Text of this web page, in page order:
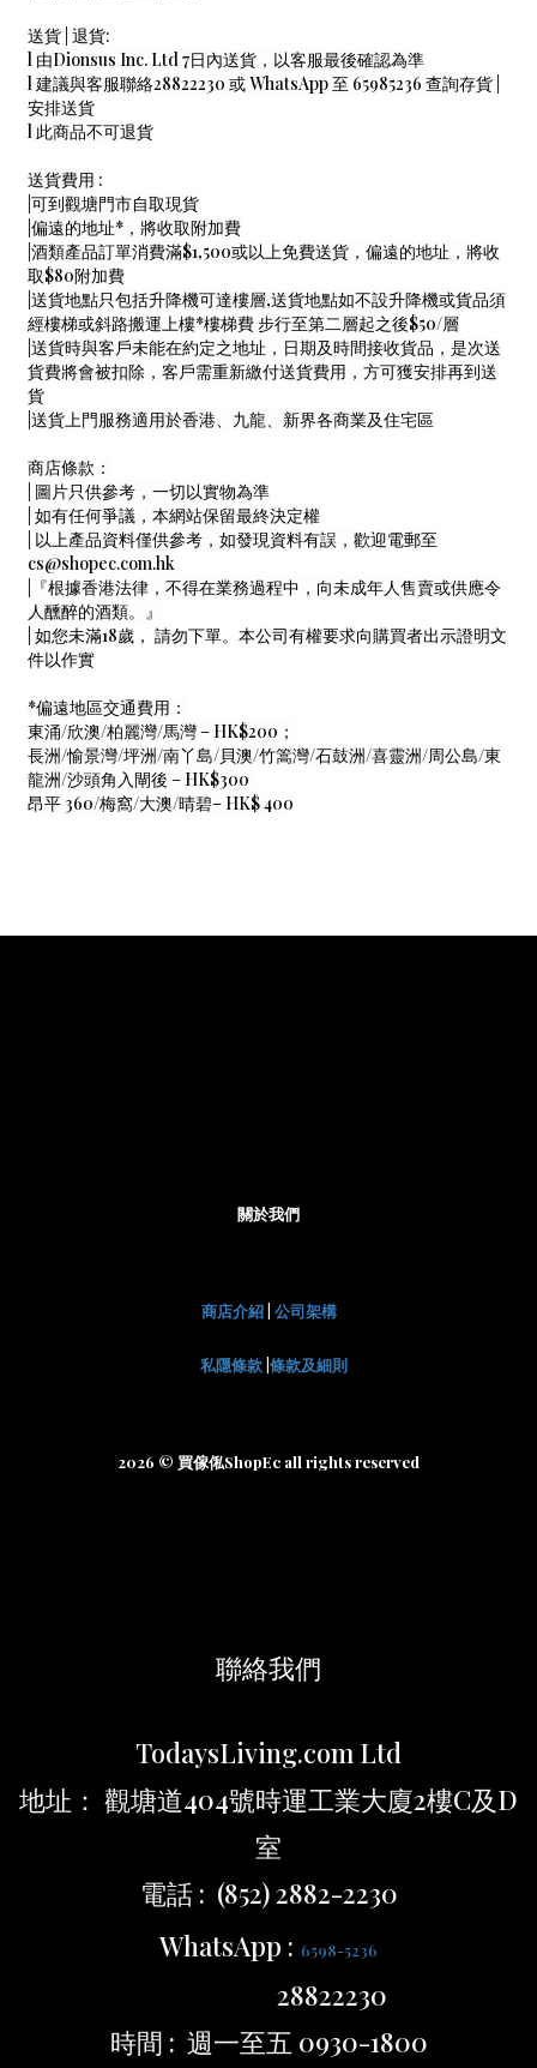
送貨 | 退貨:
l 由Dionsus Inc. Ltd 7日內送貨，以客服最後確認為準
l 建議與客服聯絡28822230 或 WhatsApp 至 65985236 查詢存貨 |
安排送貨
l 此商品不可退貨
送貨費用 :
|可到觀塘門市自取現貨
|偏遠的地址*，將收取附加費
|酒類產品訂單消費滿$1,500或以上免費送貨，偏遠的地址，將收
取$80附加費
|送貨地點只包括升降機可達樓層,送貨地點如不設升降機或貨品須
經樓梯或斜路搬運上樓*樓梯費 步行至第二層起之後$50/層
|送貨時與客戶未能在約定之地址，日期及時間接收貨品，是次送
貨費將會被扣除，客戶需重新繳付送貨費用，方可獲安排再到送
貨
|送貨上門服務適用於香港、九龍、新界各商業及住宅區
商店條款：
| 圖片只供參考，一切以實物為準
| 如有任何爭議，本網站保留最終決定權
| 以上產品資料僅供參考，如發現資料有誤，歡迎電郵至
cs@shopec.com.hk
|『根據香港法律，不得在業務過程中，向未成年人售賣或供應令
人醺醉的酒類。』
如您未滿18歲， 請勿下單。本公司有權要求向購買者出示證明文
件以作實
*偏遠地區交通費用：
東涌/欣澳/柏麗灣/馬灣 – HK$200；
長洲/愉景灣/坪洲/南丫島/貝澳/竹篙灣/石鼓洲/喜靈洲/周公島/東
龍洲/沙頭角入閘後 – HK$300
昂平 360/梅窩/大澳/晴碧– HK$ 400
關於我們
商店介紹| 公司架構
私隱條款 條款及細則
2026 © 買傢俬ShopEc all rights reserved
聯絡我們
TodaysLiving.com Ltd
地址： 觀塘道404號時運工業大廈2樓C及D
室
電話 : (852) 2882-2230
WhatsApp : 6598-5236
28822230
時間 : 週一至五 0930-1800